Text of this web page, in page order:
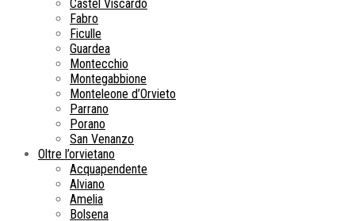
Castel Viscardo
Fabro
Ficulle
Guardea
Montecchio
Montegabbione
Monteleone d’Orvieto
Parrano
Porano
San Venanzo
Oltre l’orvietano
Acquapendente
Alviano
Amelia
Bolsena